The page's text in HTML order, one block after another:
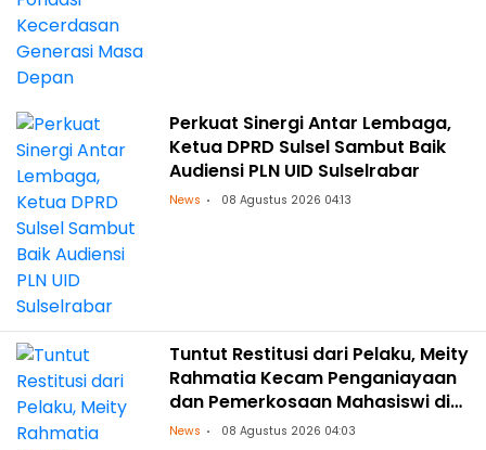
Perkuat Sinergi Antar Lembaga,
Ketua DPRD Sulsel Sambut Baik
Audiensi PLN UID Sulselrabar
News 08 Agustus 2026 04:13
Tuntut Restitusi dari Pelaku, Meity
Rahmatia Kecam Penganiayaan
dan Pemerkosaan Mahasiswi di
Makassar
News 08 Agustus 2026 04:03